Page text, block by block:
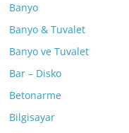
Banyo
Banyo & Tuvalet
Banyo ve Tuvalet
Bar – Disko
Betonarme
Bilgisayar